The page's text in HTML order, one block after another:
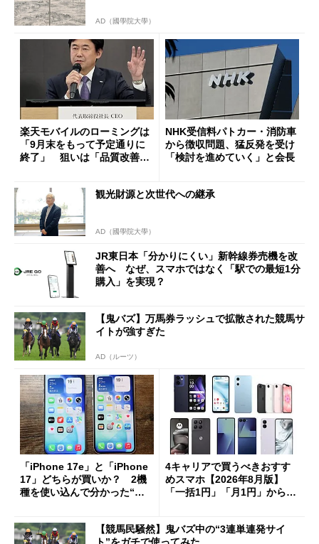
AD（國學院大學）
楽天モバイルのローミングは
「9月末をもって予定通りに
終了」 狙いは「品質改善」
NHK受信料パトカー・消防車
から徴収問題、猛反発を受け
「検討を進めていく」と会長
観光財源と次世代への継承
AD（國學院大學）
JR東日本「分かりにくい」新幹線券売機を改
善へ なぜ、スマホではなく「駅での最短1分
購入」を実現？
【鬼バズ】万馬券ラッシュで拡散された競馬サ
イトが強すぎた
AD（ルーツ）
「iPhone 17e」と「iPhone
17」どちらが買いか？ 2機
種を使い込んで分かった“ス
4キャリアで買うべきおすす
めスマホ【2026年8月版】
「一括1円」「月1円」からお
【競馬民騒然】鬼バズ中の“3連単連発サイ